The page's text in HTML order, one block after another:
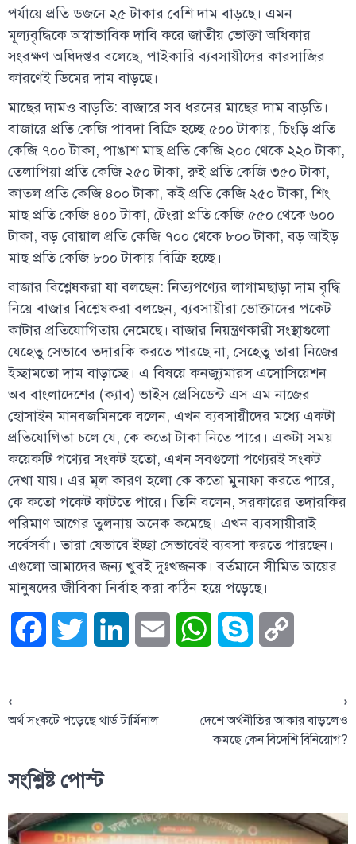
পর্যায়ে প্রতি ডজনে ২৫ টাকার বেশি দাম বাড়ছে। এমন
মূল্যবৃদ্ধিকে অস্বাভাবিক দাবি করে জাতীয় ভোক্তা অধিকার
সংরক্ষণ অধিদপ্তর বলেছে, পাইকারি ব্যবসায়ীদের কারসাজির
কারণেই ডিমের দাম বাড়ছে।
মাছের দামও বাড়তি: বাজারে সব ধরনের মাছের দাম বাড়তি।
বাজারে প্রতি কেজি পাবদা বিক্রি হচ্ছে ৫০০ টাকায়, চিংড়ি প্রতি
কেজি ৭০০ টাকা, পাঙাশ মাছ প্রতি কেজি ২০০ থেকে ২২০ টাকা,
তেলাপিয়া প্রতি কেজি ২৫০ টাকা, রুই প্রতি কেজি ৩৫০ টাকা,
কাতল প্রতি কেজি ৪০০ টাকা, কই প্রতি কেজি ২৫০ টাকা, শিং
মাছ প্রতি কেজি ৪০০ টাকা, টেংরা প্রতি কেজি ৫৫০ থেকে ৬০০
টাকা, বড় বোয়াল প্রতি কেজি ৭০০ থেকে ৮০০ টাকা, বড় আইড়
মাছ প্রতি কেজি ৮০০ টাকায় বিক্রি হচ্ছে।
বাজার বিশ্লেষকরা যা বলছেন: নিত্যপণ্যের লাগামছাড়া দাম বৃদ্ধি
নিয়ে বাজার বিশ্লেষকরা বলছেন, ব্যবসায়ীরা ভোক্তাদের পকেট
কাটার প্রতিযোগিতায় নেমেছে। বাজার নিয়ন্ত্রণকারী সংস্থাগুলো
যেহেতু সেভাবে তদারকি করতে পারছে না, সেহেতু তারা নিজের
ইচ্ছামতো দাম বাড়াচ্ছে। এ বিষয়ে কনজ্যুমারস এসোসিয়েশন
অব বাংলাদেশের (ক্যাব) ভাইস প্রেসিডেন্ট এস এম নাজের
হোসাইন মানবজমিনকে বলেন, এখন ব্যবসায়ীদের মধ্যে একটা
প্রতিযোগিতা চলে যে, কে কতো টাকা নিতে পারে। একটা সময়
কয়েকটি পণ্যের সংকট হতো, এখন সবগুলো পণ্যেরই সংকট
দেখা যায়। এর মূল কারণ হলো কে কতো মুনাফা করতে পারে,
কে কতো পকেট কাটতে পারে। তিনি বলেন, সরকারের তদারকির
পরিমাণ আগের তুলনায় অনেক কমেছে। এখন ব্যবসায়ীরাই
সর্বেসর্বা। তারা যেভাবে ইচ্ছা সেভাবেই ব্যবসা করতে পারছেন।
এগুলো আমাদের জন্য খুবই দুঃখজনক। বর্তমানে সীমিত আয়ের
মানুষদের জীবিকা নির্বাহ করা কঠিন হয়ে পড়েছে।
FacebookTwitter LinkedIn Email WhatsAppSkype
⟵
অর্থ সংকটে পড়েছে থার্ড টার্মিনাল
দেশে অর্থনীতির আকার বাড়লেও
কমছে কেন বিদেশি বিনিয়োগ?
⟶
সংশ্লিষ্ট পোস্ট